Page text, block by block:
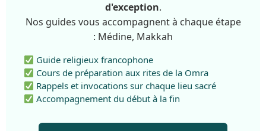
d'exception.
Nos guides vous accompagnent à chaque étape
: Médine, Makkah
Guide religieux francophone
Cours de préparation aux rites de la Omra
Rappels et invocations sur chaque lieu sacré
Accompagnement du début à la fin